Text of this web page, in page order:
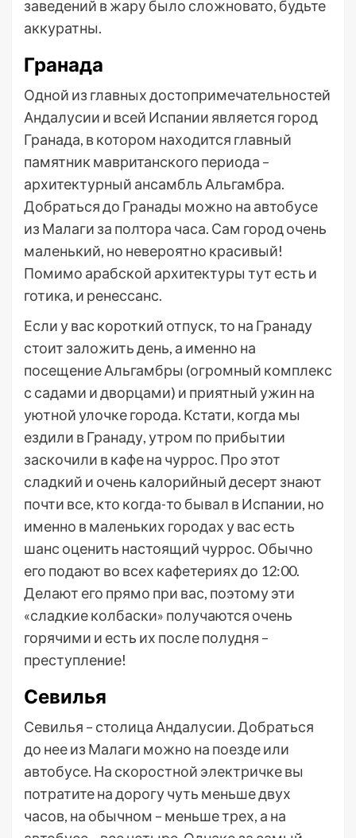
заведений в жару было сложновато, будьте
аккуратны.
Гранада
Одной из главных достопримечательностей
Андалусии и всей Испании является город
Гранада, в котором находится главный
памятник мавританского периода –
архитектурный ансамбль Альгамбра.
Добраться до Гранады можно на автобусе
из Малаги за полтора часа. Сам город очень
маленький, но невероятно красивый!
Помимо арабской архитектуры тут есть и
готика, и ренессанс.
Если у вас короткий отпуск, то на Гранаду
стоит заложить день, а именно на
посещение Альгамбры (огромный комплекс
с садами и дворцами) и приятный ужин на
уютной улочке города. Кстати, когда мы
ездили в Гранаду, утром по прибытии
заскочили в кафе на чуррос. Про этот
сладкий и очень калорийный десерт знают
почти все, кто когда-то бывал в Испании, но
именно в маленьких городах у вас есть
шанс оценить настоящий чуррос. Обычно
его подают во всех кафетериях до 12:00.
Делают его прямо при вас, поэтому эти
«сладкие колбаски» получаются очень
горячими и есть их после полудня –
преступление!
Севилья
Севилья – столица Андалусии. Добраться
до нее из Малаги можно на поезде или
автобусе. На скоростной электричке вы
потратите на дорогу чуть меньше двух
часов, на обычном – меньше трех, а на